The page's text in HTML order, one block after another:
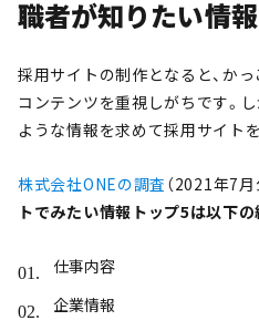
職者が知りたい情
採用サイトの制作となると、か
コンテンツを重視しがちです。
ような情報を求めて採用サイト
株式会社ONEの調査 （2021年7
トでみたい情報トップ5は以下の
仕事内容
企業情報